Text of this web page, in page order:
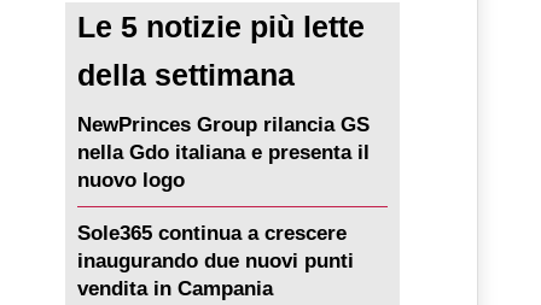
Le 5 notizie più lette
della settimana
NewPrinces Group rilancia GS
nella Gdo italiana e presenta il
nuovo logo
Sole365 continua a crescere
inaugurando due nuovi punti
vendita in Campania